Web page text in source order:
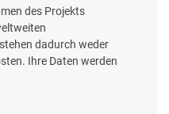
des Projekts
dadurch weder
Ihre Daten werden